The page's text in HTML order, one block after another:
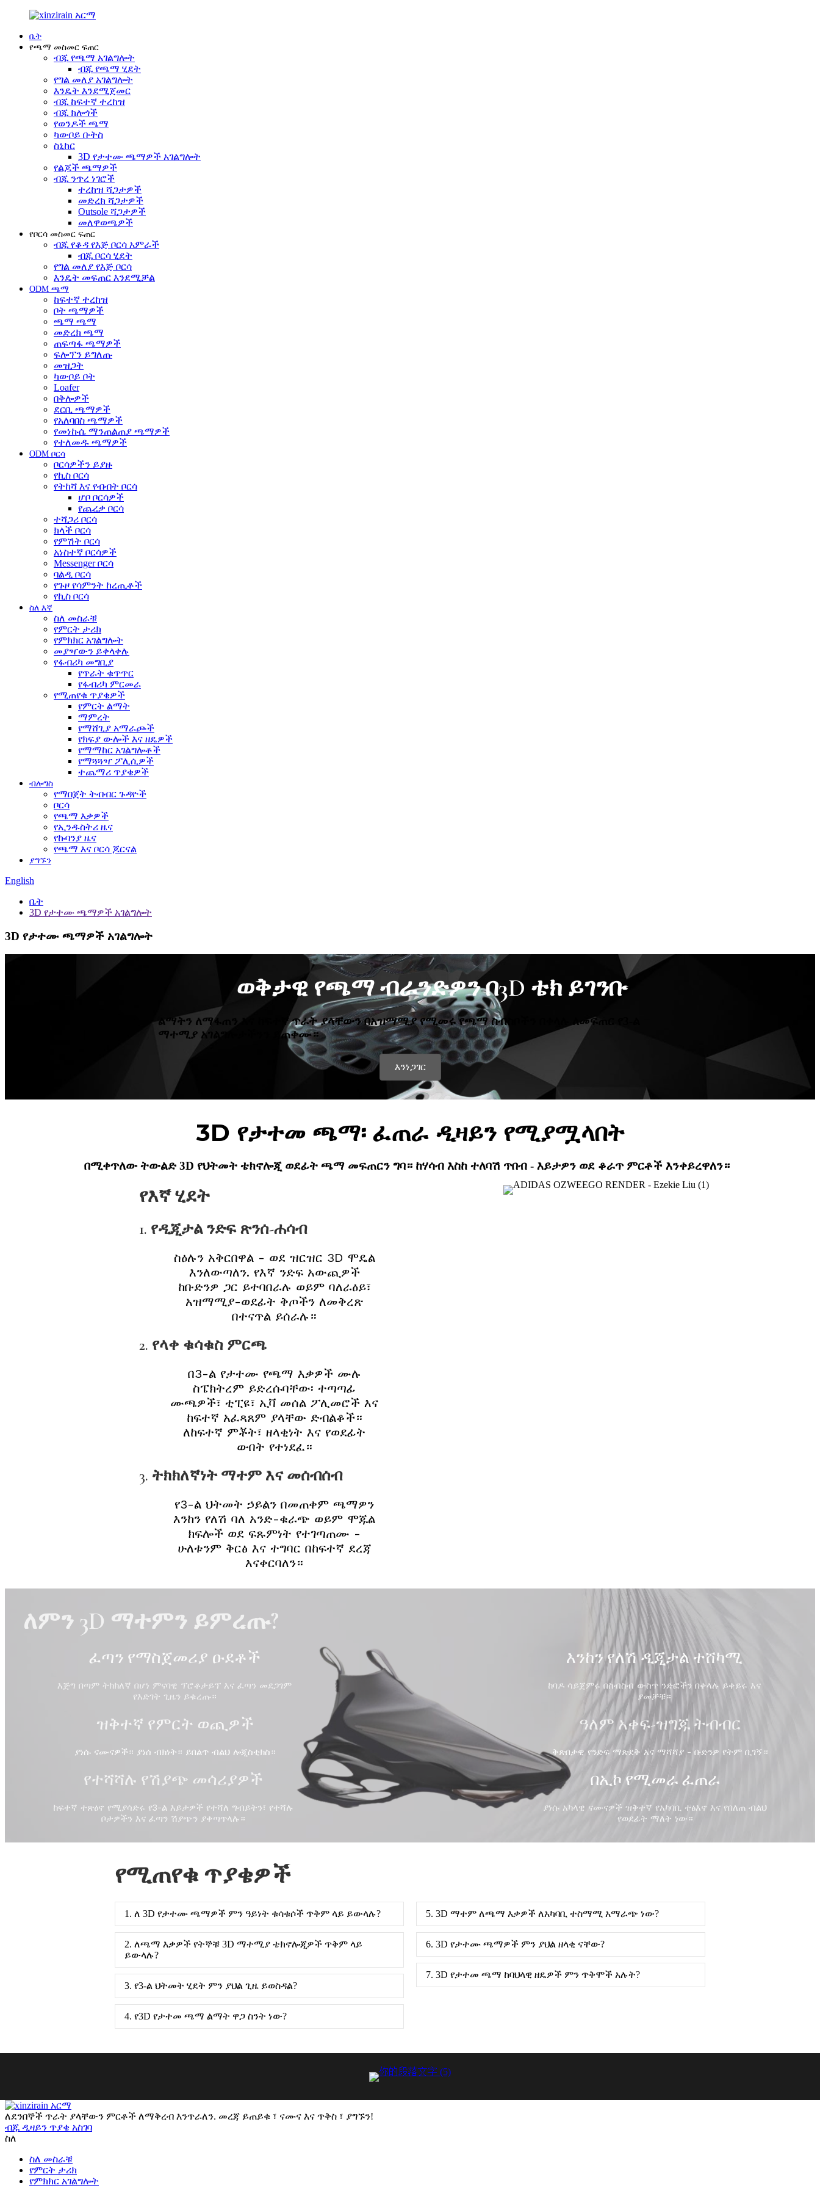
ቤት
የጫማ መስመር ፍጠር
ብጁ የጫማ አገልግሎት
ብጁ የጫማ ሂደት
የግል መለያ አገልግሎት
እንዴት እንደሚጀመር
ብጁ ከፍተኛ ተረከዝ
ብጁ ክሎጎች
የወንዶች ጫማ
ካውቦይ ቡትስ
ስኒከር
3D የታተሙ ጫማዎች አገልግሎት
የልጆች ጫማዎች
ብጁ ንጥረ ነገሮች
ተረከዝ ሻጋታዎች
መድረክ ሻጋታዎች
Outsole ሻጋታዎች
መለዋወጫዎች
የቦርሳ መስመር ፍጠር
ብጁ የቆዳ የእጅ ቦርሳ አምራች
ብጁ ቦርሳ ሂደት
የግል መለያ የእጅ ቦርሳ
እንዴት መፍጠር እንደሚቻል
ODM ጫማ
ከፍተኛ ተረከዝ
ቦት ጫማዎች
ጫማ ጫማ
መድረክ ጫማ
ጠፍጣፋ ጫማዎች
ፍሎፕን ይግለጡ
መዝጋት
ካውቦይ ቦት
Loafer
በቅሎዎች
ደርቢ ጫማዎች
የአለባበስ ጫማዎች
የመነኩሴ ማንጠልጠያ ጫማዎች
የተለመዱ ጫማዎች
ODM ቦርሳ
ቦርሳዎችን ይያዙ
የኪስ ቦርሳ
የትከሻ እና የብብት ቦርሳ
ሆቦ ቦርሳዎች
የጨረቃ ቦርሳ
ተሻጋሪ ቦርሳ
ክላች ቦርሳ
የምሽት ቦርሳ
አነስተኛ ቦርሳዎች
Messenger ቦርሳ
ባልዲ ቦርሳ
የጉዞ የሳምንት ከረጢቶች
የኪስ ቦርሳ
ስለ እኛ
ስለ መስራቹ
የምርት ታሪክ
የምክክር አገልግሎት
መያዣውን ይቀላቀሉ
የፋብሪካ መግቢያ
የጥራት ቁጥጥር
የፋብሪካ ምርመራ
የሚጠየቁ ጥያቄዎች
የምርት ልማት
ማምረት
የማሸጊያ አማራጮች
የክፍያ ውሎች እና ዘዴዎች
የማማከር አገልግሎቶች
የማጓጓዣ ፖሊሲዎች
ተጨማሪ ጥያቄዎች
ብሎግስ
የማበጀት ትብብር ጉዳዮች
ቦርሳ
የጫማ እቃዎች
የኢንዱስትሪ ዜና
የኩባንያ ዜና
የጫማ እና ቦርሳ ጆርናል
ያግኙን
English
ቤት
3D የታተሙ ጫማዎች አገልግሎት
3D የታተሙ ጫማዎች አገልግሎት
ወቅታዊ የጫማ ብራንድዎን በ3D ቴክ ይገንቡ
ልማትን ለማፋጠን እና ከፍተኛ ጥራት ያላቸውን በአዝማሚያ የሚመሩ የጫማ ስብስቦችን በቀላሉ ለመፍጠር የ3-ል
ማተሚያ አገልግሎታችንን ይጠቀሙ።
እንነጋገር
3D የታተመ ጫማ፡ ፈጠራ ዲዛይን የሚያሟላበት
በሚቀጥለው ትውልድ 3D የህትመት ቴክኖሎጂ ወደፊት ጫማ መፍጠርን ግባ። ከሃሳብ እስከ ተለባሽ ጥበብ - እይታዎን ወደ ቆራጥ ምርቶች እንቀይረዋለን።
የእኛ ሂደት
1. የዲጂታል ንድፍ ጽንሰ-ሐሳብ
ስዕሉን አቅርበዋል - ወደ ዝርዝር 3D ሞዴል
እንለውጣለን. የእኛ ንድፍ አውጪዎች
ከቡድንዎ ጋር ይተባበራሉ ወይም ባለራዕይ፣
አዝማሚያ-ወደፊት ቅጦችን ለመቅረጽ
በተናጥል ይሰራሉ።
2. የላቀ ቁሳቁስ ምርጫ
በ3-ል የታተሙ የጫማ እቃዎች ሙሉ
ስፔክትረም ይድረሱባቸው፡ ተጣጣፊ
ሙጫዎች፣ ቲፒዩ፣ ኢቫ መሰል ፖሊመሮች እና
ከፍተኛ አፈጻጸም ያላቸው ድብልቆች።
ለከፍተኛ ምቾት፣ ዘላቂነት እና የወደፊት
ውበት የተነደፈ።
3. ትክክለኛነት ማተም እና መሰብሰብ
የ3-ል ህትመት ኃይልን በመጠቀም ጫማዎን
እንከን የለሽ ባለ አንድ-ቁራጭ ወይም ሞጁል
ክፍሎች ወደ ፍጹምነት የተገጣጠሙ -
ሁለቱንም ቅርፅ እና ተግባር በከፍተኛ ደረጃ
እናቀርባለን።
ለምን 3D ማተምን ይምረጡ?
ፈጣን የማስጀመሪያ ዑደቶች
እጅግ በጣም ትክክለኛ በሆነ ምናባዊ ፕሮቶታይፕ እና ፈጣን መደጋገም
የእድገት ጊዜን ይቁረጡ።
እንከን የለሽ ዲጂታል ተሸካሚ
ከባዶ ሳይጀምሩ በስብስብ ውስጥ ንድፎችን በቀላሉ ይቀይሩ እና
ያመቻቹ።
ዝቅተኛ የምርት ወጪዎች
ያነሱ ናሙናዎች። ያነሰ ብክነት። ይበልጥ ብልህ ሎጂስቲክስ።
ዓለም አቀፍ-ዝግጁ ትብብር
ቅጽበታዊ የንድፍ ማጽደቅ እና ማሻሻያ - ቡድንዎ የትም ቢገኝ።
የተሻሻሉ የሽያጭ መሳሪያዎች
ከፍተኛ ተጽዕኖ የሚያሳድሩ የ3-ል እይታዎች የተሻለ ግብይትን፣ የተሻሉ
ቦታዎችን እና ፈጣን ሽያጭን ያቀጣጥላሉ።
በኢኮ የሚመራ ፈጠራ
ያነሱ አካላዊ ናሙናዎች ዝቅተኛ የአካባቢ ተፅእኖ እና የበለጠ ብልህ
የወደፊት ማለት ነው።
የሚጠየቁ ጥያቄዎች
1. ለ 3D የታተሙ ጫማዎች ምን ዓይነት ቁሳቁሶች ጥቅም ላይ ይውላሉ?
2. ለጫማ እቃዎች የትኞቹ 3D ማተሚያ ቴክኖሎጂዎች ጥቅም ላይ
ይውላሉ?
3. የ3-ል ህትመት ሂደት ምን ያህል ጊዜ ይወስዳል?
4. የ3D የታተመ ጫማ ልማት ዋጋ ስንት ነው?
5. 3D ማተም ለጫማ እቃዎች ለአካባቢ ተስማሚ አማራጭ ነው?
6. 3D የታተሙ ጫማዎች ምን ያህል ዘላቂ ናቸው?
7. 3D የታተመ ጫማ ከባህላዊ ዘዴዎች ምን ጥቅሞች አሉት?
ለደንበኞች ጥራት ያላቸውን ምርቶች ለማቅረብ እንጥራለን. መረጃ ይጠይቁ ፣ ናሙና እና ጥቅስ ፣ ያግኙን!
ብጁ ዲዛይን ጥያቄ አስገባ
ስለ
ስለ መስራቹ
የምርት ታሪክ
የምክክር አገልግሎት